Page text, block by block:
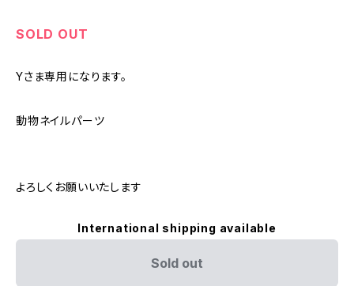
SOLD OUT
Yさま専用になります。
動物ネイルパーツ
よろしくお願いいたします
International shipping available
Sold out